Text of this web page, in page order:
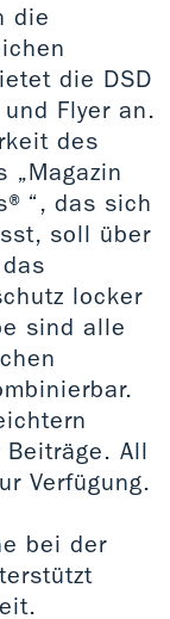
die
die DSD
Flyer an.
des
„Magazin
das sich
soll über
locker
sind alle
All
Verfügung.
bei der